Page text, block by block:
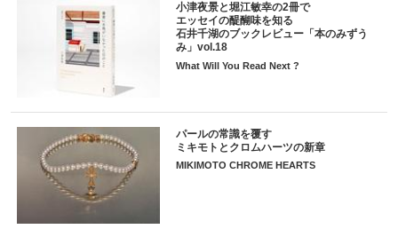
小津夜景と堀江敏幸の2冊で
エッセイの醍醐味を知る
石井千湖のブックレビュー「本のみずう
み」vol.18
What Will You Read Next ?
パールの常識を覆す
ミキモトとクロムハーツの新章
MIKIMOTO CHROME HEARTS